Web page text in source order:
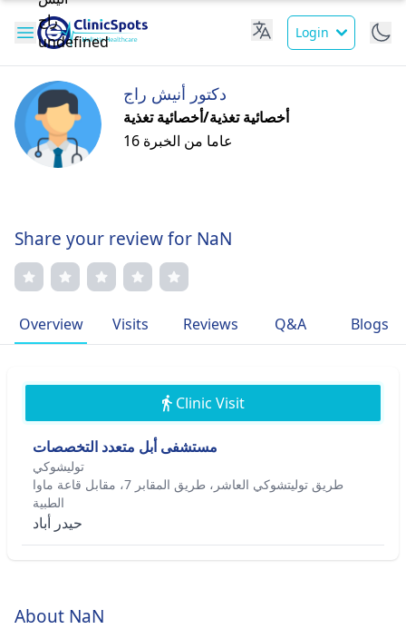
Login
دكتور أنيش راج
أخصائية تغذية/أخصائية تغذية
16 عاما من الخبرة
Share your review for NaN
Overview Visits Reviews Q&A Blogs
Clinic Visit
مستشفى أبل متعدد التخصصات
توليشوكي
طريق توليتشوكي العاشر، طريق المقابر 7، مقابل قاعة ماوا
الطبية
حيدر أباد
About NaN